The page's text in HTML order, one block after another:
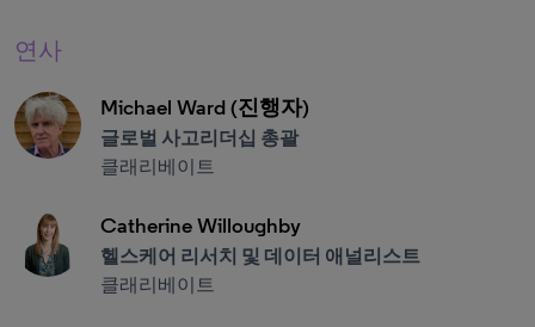
연사
Michael Ward (진행자)
글로벌 사고리더십 총괄
클래리베이트
Catherine Willoughby
헬스케어 리서치 및 데이터 애널리스트
클래리베이트